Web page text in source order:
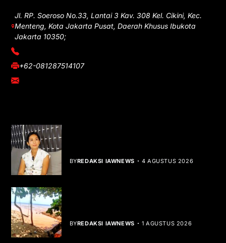
Jl. RP. Soeroso No.33, Lantai 3 Kav. 308 Kel. Cikini, Kec.
Menteng, Kota Jakarta Pusat, Daerah Khusus Ibukota
Jakarta 10350;
(021) 3908026
+62-081287514107
adm@iawnews.com
BYREDAKSI IAWNEWS 4 AGUSTUS 2026
BYREDAKSI IAWNEWS 1 AGUSTUS 2026